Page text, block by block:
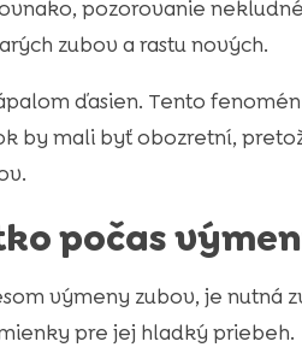
pozorovanie
zubov a rastu nových.
ďasien. Tento
by mali byť obozretní,
počas
výmeny zubov, je nutná
pre jej hladký priebeh.